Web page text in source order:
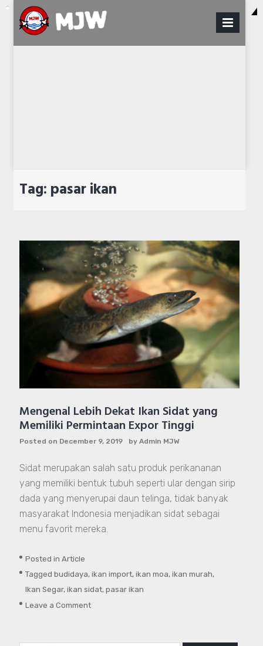
Skip
to
content
MENU
Tag: pasar ikan
Mengenal Lebih Dekat Ikan Sidat yang
Memiliki Permintaan Expor Tinggi
Posted on December 9, 2019 by Admin MJW
Sidat merupakan salah satu produk perikananan
yang memiliki bentuk tubuh seperti ular dengan sirip
dada yang menyerupai daun telinga, tidak banyak
masyarakat Indonesia menjadikan sidat sebagai
menu favorit mereka.
Posted in Article
Tagged budidaya, ikan import, ikan moa, ikan murah,
Ikan Segar, ikan sidat, pasar ikan
Leave a Comment